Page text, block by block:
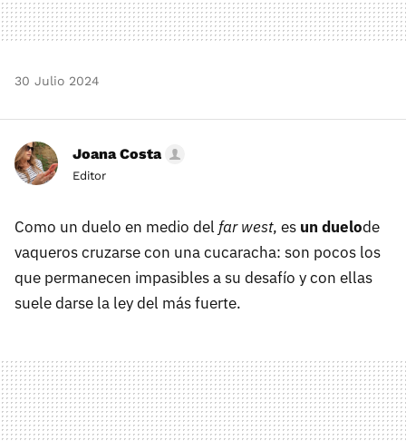
30 Julio 2024
Joana Costa
Editor
Como un duelo en medio del far west, es un duelode
vaqueros cruzarse con una cucaracha: son pocos los
que permanecen impasibles a su desafío y con ellas
suele darse la ley del más fuerte.